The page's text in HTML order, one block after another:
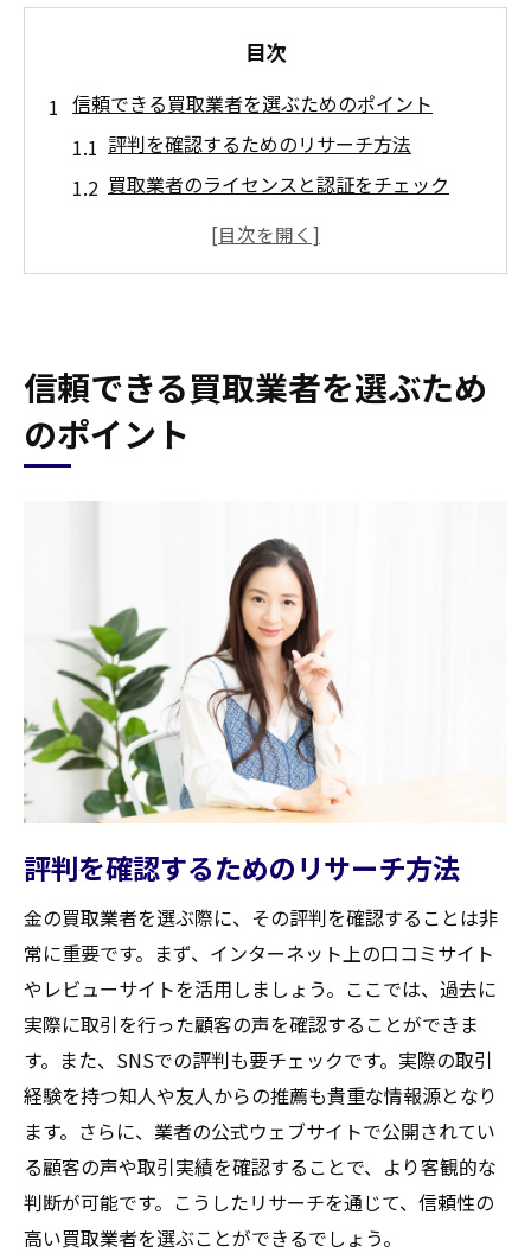
目次
信頼できる買取業者を選ぶためのポイント
評判を確認するためのリサーチ方法
買取業者のライセンスと認証をチェック
過去の買取実績から信頼性を見極める
宮城県白石市北無双作での金買取の市場動向と
は
市場動向から見る買取のベストタイミング
競合他社との価格比較を行う
地域の需要と供給のバランスを評価
グローバルな金市場の影響を理解する
買取大吉セラビ白石店の査定プロセスを解説
初回相談から査定までの流れ
査定に使用する金の評価基準
査定士の資格と専門知識について
お客様への査定結果の説明方法
査定プロセスの透明性を保つために
査定後のお客様サポートについて
高価買取を実現するための査定士の役割
査定士の経験とスキルの重要性
市場動向を踏まえた適正価格の算出
適切なコミュニケーションによる顧客満足
度の向上
査定士が持つネットワークの活用
研修制度でスキルアップを図る
信頼できる買取業者を選ぶため
のポイント
評判を確認するためのリサーチ方法
金の買取業者を選ぶ際に、その評判を確認することは非
常に重要です。まず、インターネット上の口コミサイト
やレビューサイトを活用しましょう。ここでは、過去に
実際に取引を行った顧客の声を確認することができま
す。また、SNSでの評判も要チェックです。実際の取引
経験を持つ知人や友人からの推薦も貴重な情報源となり
ます。さらに、業者の公式ウェブサイトで公開されてい
る顧客の声や取引実績を確認することで、より客観的な
判断が可能です。こうしたリサーチを通じて、信頼性の
高い買取業者を選ぶことができるでしょう。